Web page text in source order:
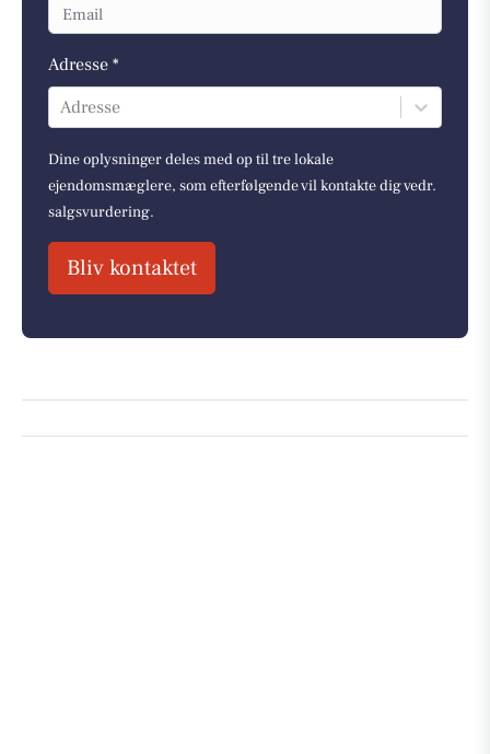
Adresse *
Adresse
Dine oplysninger deles med op til tre lokale
ejendomsmæglere, som efterfølgende vil kontakte dig vedr.
salgsvurdering.
Bliv kontaktet